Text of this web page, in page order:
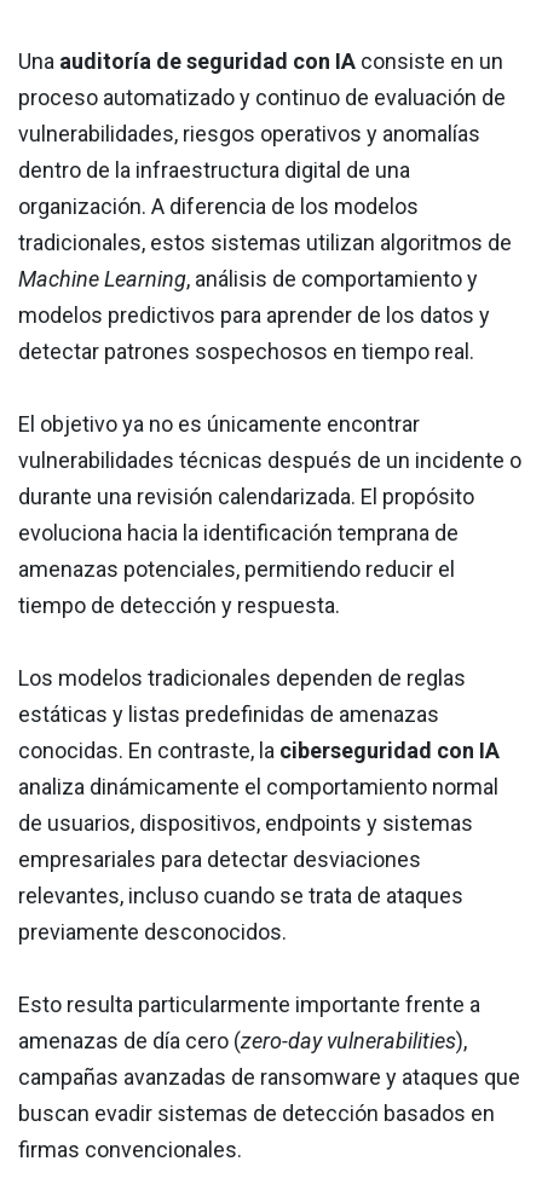
Una auditoría de seguridad con IA consiste en un
proceso automatizado y continuo de evaluación de
vulnerabilidades, riesgos operativos y anomalías
dentro de la infraestructura digital de una
organización. A diferencia de los modelos
tradicionales, estos sistemas utilizan algoritmos de
Machine Learning, análisis de comportamiento y
modelos predictivos para aprender de los datos y
detectar patrones sospechosos en tiempo real.
El objetivo ya no es únicamente encontrar
vulnerabilidades técnicas después de un incidente o
durante una revisión calendarizada. El propósito
evoluciona hacia la identificación temprana de
amenazas potenciales, permitiendo reducir el
tiempo de detección y respuesta.
Los modelos tradicionales dependen de reglas
estáticas y listas predefinidas de amenazas
conocidas. En contraste, la ciberseguridad con IA
analiza dinámicamente el comportamiento normal
de usuarios, dispositivos, endpoints y sistemas
empresariales para detectar desviaciones
relevantes, incluso cuando se trata de ataques
previamente desconocidos.
Esto resulta particularmente importante frente a
amenazas de día cero (zero-day vulnerabilities),
campañas avanzadas de ransomware y ataques que
buscan evadir sistemas de detección basados en
firmas convencionales.